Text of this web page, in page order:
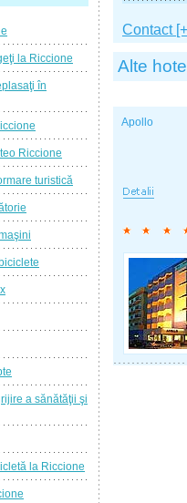
Contact
Alte
Apollo
la Riccione
în
Riccione
turistică
a sănătăţii şi
la Riccione